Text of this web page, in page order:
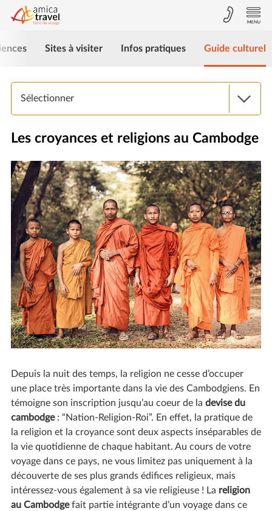
Sites à visiter Infos pratiques Guide culturel
Sélectionner
Les croyances et religions au Cambodge
Depuis la nuit des temps, la religion ne cesse d’occuper
une place très importante dans la vie des Cambodgiens. En
témoigne son inscription jusqu’au coeur de la devise du
cambodge : “Nation-Religion-Roi”. En effet, la pratique de
la religion et la croyance sont deux aspects inséparables de
la vie quotidienne de chaque habitant. Au cours de votre
voyage dans ce pays, ne vous limitez pas uniquement à la
découverte de ses plus grands édifices religieux, mais
intéressez-vous également à sa vie religieuse ! La religion
au Cambodgefait partie intégrante d’un voyage dans ce